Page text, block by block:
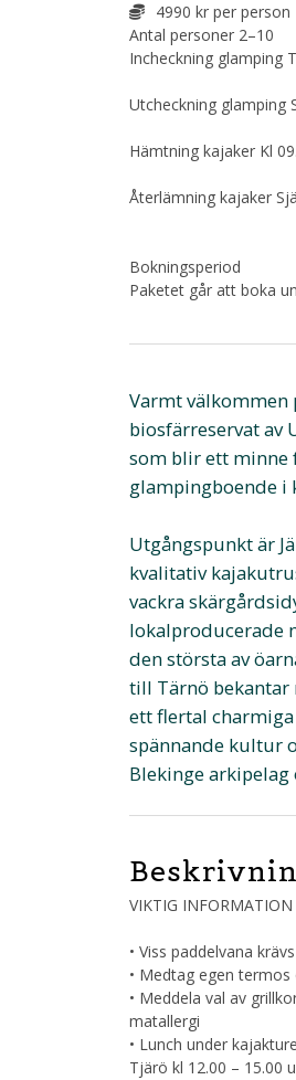
4990 kr per person
Antal personer 2–10
Incheckning glamping
Utcheckning glamping
Hämtning kajaker Kl
Återlämning kajaker
Bokningsperiod
Paketet går att boka
Varmt välkommen
biosfärreservat av
som blir ett minne
glampingboende
Utgångspunkt är
kvalitativ
vackra
lokalproducerade
den största av
till Tärnö bekantar
ett flertal
spännande kultur
Blekinge arkipelag
VIKTIG INFORMATION
• Viss paddelvana
• Medtag egen
• Meddela val av
matallergi
• Lunch under
Tjärö kl 12.00 – 15.00